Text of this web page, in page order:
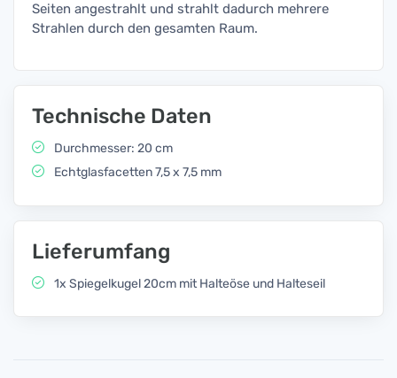
Seiten angestrahlt und strahlt dadurch mehrere
Strahlen durch den gesamten Raum.
Technische Daten
Durchmesser: 20 cm
Echtglasfacetten 7,5 x 7,5 mm
Lieferumfang
1x Spiegelkugel 20cm mit Halteöse und Halteseil